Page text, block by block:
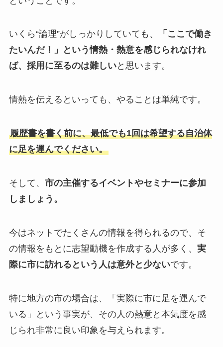
いくら“論理”がしっかりしていても、
「ここで働き
たいんだ！」という情熱・熱意を感じられなけれ
ば、採用に至るのは難しいと思います。
情熱を伝えるといっても、やることは単純です。
履歴書を書く前に、最低でも1回は希望する自治体
に足を運んでください。
そして、 市の主催するイベントやセミナーに参加
しましょう。
今はネットでたくさんの情報を得られるので、そ
の情報をもとに志望動機を作成する人が多く、 実
際に市に訪れるという人は意外と少ないです。
特に地方の市の場合は、「実際に市に足を運んで
いる」という事実が、その人の熱意と本気度を感
じられ非常に良い印象を与えられます。